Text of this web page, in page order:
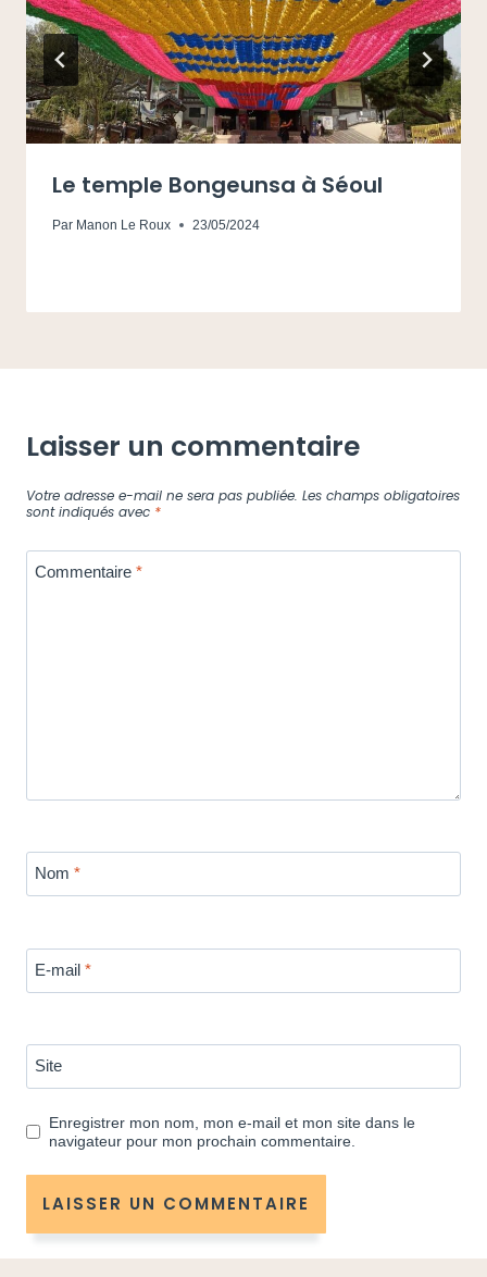
Le temple Bongeunsa à Séoul
Par Manon Le Roux 23/05/2024
Laisser un commentaire
Votre adresse e-mail ne sera pas publiée. Les champs obligatoires
sont indiqués avec *
Commentaire *
Nom *
E-mail *
Site
Enregistrer mon nom, mon e-mail et mon site dans le
navigateur pour mon prochain commentaire.